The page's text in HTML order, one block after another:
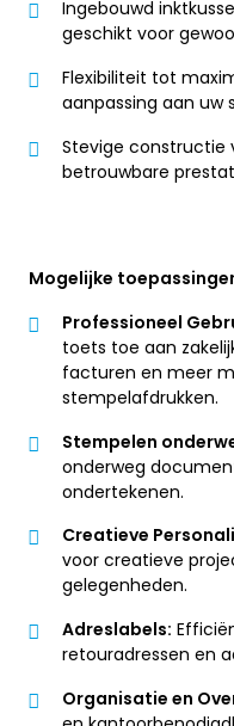
Ingebouwd
geschikt voor
Flexibiliteit tot
aanpassing aan uw
Stevige constructie
betrouwbare
Mogelijke
Professioneel
toets toe aan
facturen en meer
stempelafdrukken.
Stempelen
onderweg
ondertekenen.
Creatieve
voor creatieve
gelegenheden.
Adreslabels:
retouradressen en
Organisatie en